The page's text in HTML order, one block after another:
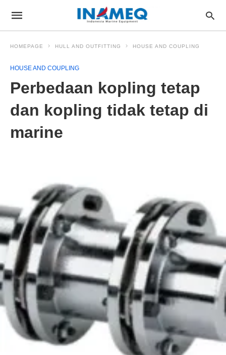
HOMEPAGE HULL AND OUTFITTING HOUSE AND COUPLING
HOUSE AND COUPLING
Perbedaan kopling tetap
dan kopling tidak tetap di
marine